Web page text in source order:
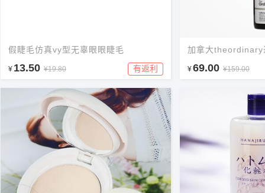
假睫毛仿真vy型无辜眼眼睫毛
¥ 13.50 ¥19.80 有返利 ¥69.00 ¥159.00